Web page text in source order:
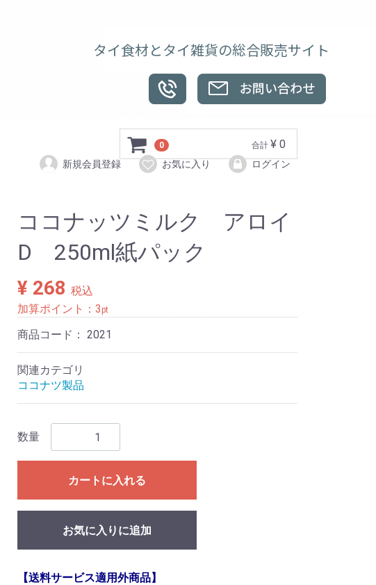
タイ食材とタイ雑貨の総合販売サイト
0 合計 ¥ 0
新規会員登録 お気に入り ログイン
ココナッツミルク アロイ
D 250ml紙パック
¥ 268 税込
加算ポイント： 3 pt
商品コード： 2021
関連カテゴリ
ココナツ製品
数量
カートに入れる
お気に入りに追加
【送料サービス適用外商品】